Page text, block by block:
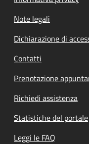
Note legali
Dichiarazione di
Contatti
Prenotazione
Richiedi assistenza
Statistiche del portale
Leggi le FAQ